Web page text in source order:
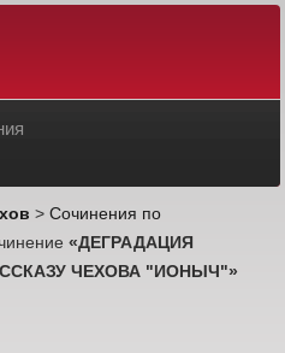
>Сочинения по
«ДЕГРАДАЦИЯ
ЧЕХОВА "ИОНЫЧ"»